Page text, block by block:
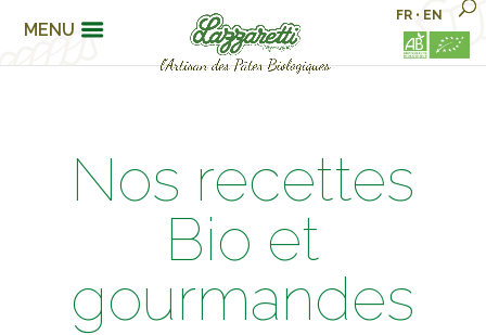
MENU
FR • EN
Nos recettes
Bio et
gourmandes